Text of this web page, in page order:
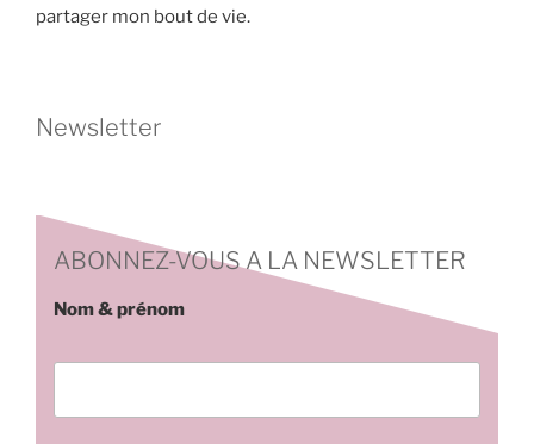
partager mon bout de vie.
Newsletter
ABONNEZ-VOUS A LA NEWSLETTER
Nom & prénom